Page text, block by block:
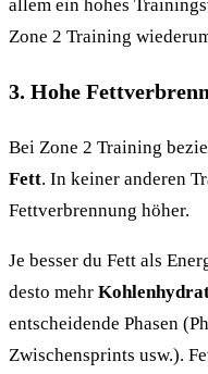
allem ein hohes
Zone 2 Training
3. Hohe
Bei Zone 2 Training
Fett. In keiner anderen
Fettverbrennung höher.
Je besser du Fett als
desto mehr
entscheidende Phasen
Zwischensprints usw.).